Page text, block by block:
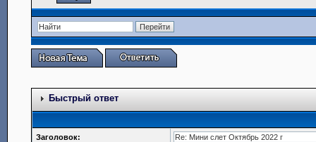
Быстрый ответ
Заголовок: